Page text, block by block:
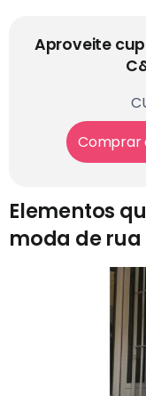
Aproveite
Comprar
Elementos
moda de rua